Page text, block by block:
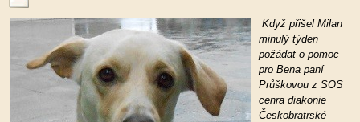
Když přišel Milan
minulý týden
požádat o pomoc
pro Bena paní
Průškovou z SOS
cenra diakonie
Českobratrské